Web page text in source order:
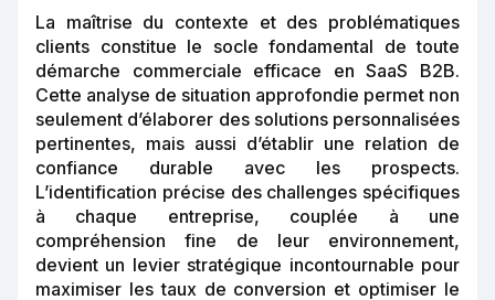
La maîtrise du contexte et des problématiques
clients constitue le socle fondamental de toute
démarche commerciale efficace en SaaS B2B.
Cette analyse de situation approfondie permet non
seulement d’élaborer des solutions personnalisées
pertinentes, mais aussi d’établir une relation de
confiance durable avec les prospects.
L’identification précise des challenges spécifiques
à chaque entreprise, couplée à une
compréhension fine de leur environnement,
devient un levier stratégique incontournable pour
maximiser les taux de conversion et optimiser le